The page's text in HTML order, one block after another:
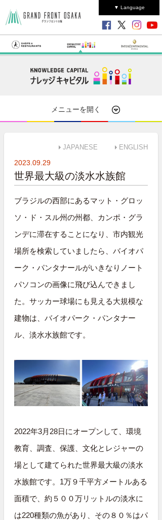
▼ Language
メニューを開く
JAPANESE ENGLISH
2023.09.29
世界最大級の淡水水族館
ブラジルの西部にあるマット・グロッ
ソ・ド・スル州の州都、カンポ・グラ
ンデに滞在することになり、市内観光
場所を検索していましたら、バイオパ
ーク・パンタナールがいきなりノート
パソコンの画像に飛び込んできまし
た。サッカー球場にも見える大規模な
建物は、バイオパーク・パンタナー
ル、淡水水族館です。
2022年3月28日にオープンして、環境
教育、調査、保護、文化とレジャーの
場として建てられた世界最大級の淡水
水族館です。1万９千平方メートルある
面積で、約５００万リットルの淡水に
は220種類の魚があり、その８０％はパ